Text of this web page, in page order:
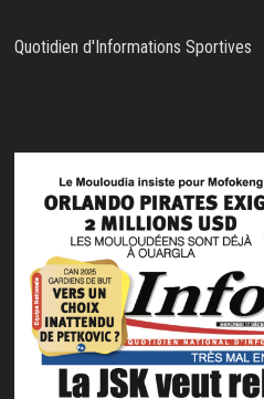
Quotidien d'Informations Sportives